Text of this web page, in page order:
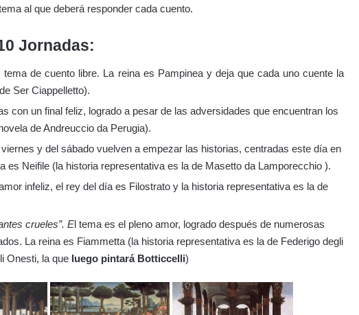
al que deberá responder cada cuento.
Jornadas:
de cuento libre. La reina es Pampinea y deja que cada uno cuente la
Ser Ciappelletto).
con un final feliz, logrado a pesar de las adversidades que encuentran los
de Andreuccio da Perugia).
y del sábado vuelven a empezar las historias, centradas este día en
es Neifile (la historia representativa es la de Masetto da Lamporecchio ).
infeliz, el rey del día es Filostrato y la historia representativa es la de
crueles”. El tema es el pleno amor, logrado después de numerosas
La reina es Fiammetta (la historia representativa es la de Federigo degli
Onesti, la que luego pintará Botticcelli)